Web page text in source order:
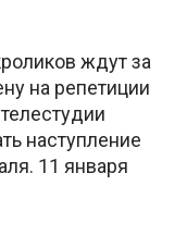
ждут за
на репетиции
наступление
11 января